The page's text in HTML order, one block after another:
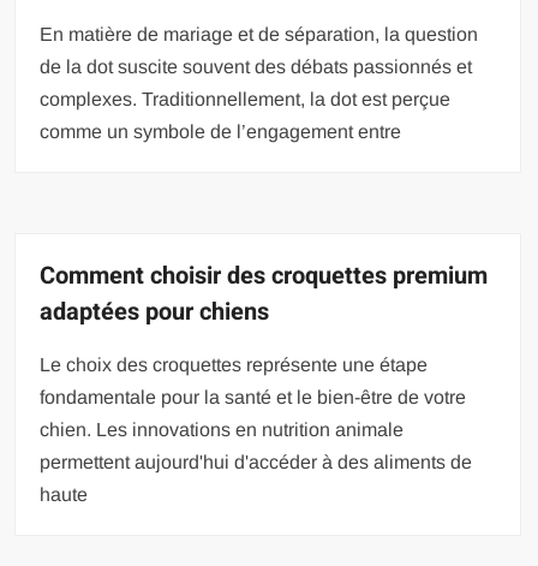
En matière de mariage et de séparation, la question
de la dot suscite souvent des débats passionnés et
complexes. Traditionnellement, la dot est perçue
comme un symbole de l’engagement entre
Comment choisir des croquettes premium
adaptées pour chiens
Le choix des croquettes représente une étape
fondamentale pour la santé et le bien-être de votre
chien. Les innovations en nutrition animale
permettent aujourd'hui d'accéder à des aliments de
haute